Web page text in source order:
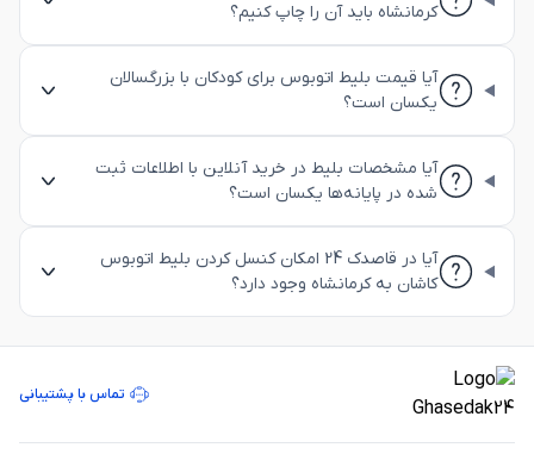
کرمانشاه باید آن را چاپ کنیم؟
آیا قیمت بلیط اتوبوس برای کودکان با بزرگسالان
یکسان است؟
آیا مشخصات بلیط در خرید آنلاین با اطلاعات ثبت
شده در پایانه‌ها یکسان است؟
آیا در قاصدک 24 امکان کنسل کردن بلیط اتوبوس
کاشان به کرمانشاه وجود دارد؟
تماس با پشتیبانی